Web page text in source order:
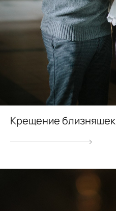
Крещение близняшек